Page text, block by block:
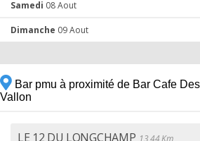
Samedi 08 Aout
Dimanche 09 Aout
Bar pmu à proximité de Bar Cafe
Vallon
LE 12 DU LONGCHAMP 13,44 Km